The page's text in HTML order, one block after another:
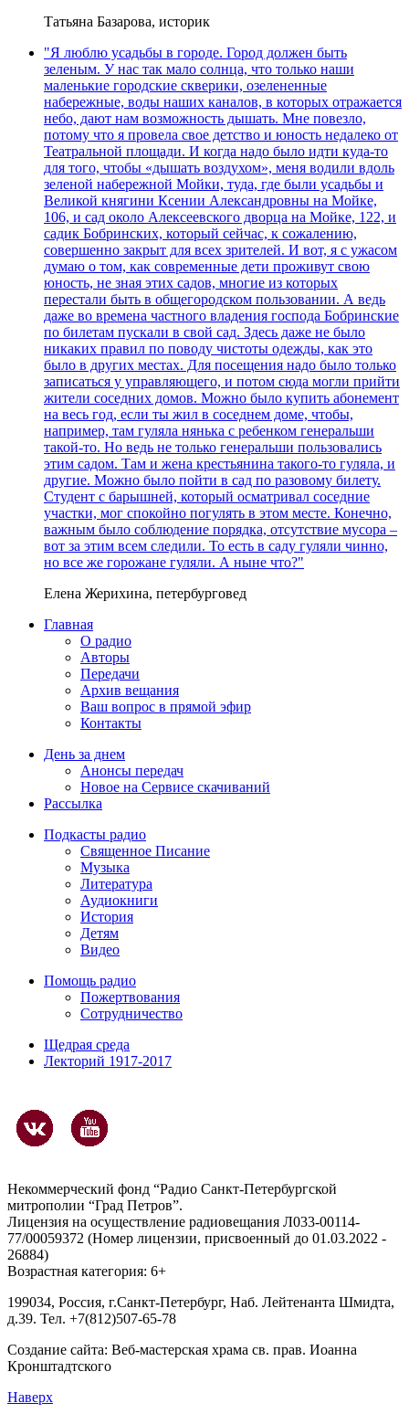
Татьяна Базарова, историк
"Я люблю усадьбы в городе. Город должен быть
зеленым. У нас так мало солнца, что только наши
маленькие городские скверики, озелененные
набережные, воды наших каналов, в которых отражается
небо, дают нам возможность дышать. Мне повезло,
потому что я провела свое детство и юность недалеко от
Театральной площади. И когда надо было идти куда-то
для того, чтобы «дышать воздухом», меня водили вдоль
зеленой набережной Мойки, туда, где были усадьбы и
Великой княгини Ксении Александровны на Мойке,
106, и сад около Алексеевского дворца на Мойке, 122, и
садик Бобринских, который сейчас, к сожалению,
совершенно закрыт для всех зрителей. И вот, я с ужасом
думаю о том, как современные дети проживут свою
юность, не зная этих садов, многие из которых
перестали быть в общегородском пользовании. А ведь
даже во времена частного владения господа Бобринские
по билетам пускали в свой сад. Здесь даже не было
никаких правил по поводу чистоты одежды, как это
было в других местах. Для посещения надо было только
записаться у управляющего, и потом сюда могли прийти
жители соседних домов. Можно было купить абонемент
на весь год, если ты жил в соседнем доме, чтобы,
например, там гуляла нянька с ребенком генеральши
такой-то. Но ведь не только генеральши пользовались
этим садом. Там и жена крестьянина такого-то гуляла, и
другие. Можно было пойти в сад по разовому билету.
Студент с барышней, который осматривал соседние
участки, мог спокойно погулять в этом месте. Конечно,
важным было соблюдение порядка, отсутствие мусора –
вот за этим всем следили. То есть в саду гуляли чинно,
но все же горожане гуляли. А ныне что?"
Елена Жерихина, петербурговед
Главная
О радио
Авторы
Передачи
Архив вещания
Ваш вопрос в прямой эфир
Контакты
День за днем
Анонсы передач
Новое на Сервисе скачиваний
Рассылка
Подкасты радио
Священное Писание
Музыка
Литература
Аудиокниги
История
Детям
Видео
Помощь радио
Пожертвования
Сотрудничество
Щедрая среда
Лекторий 1917-2017
Некоммерческий фонд “Радио Санкт-Петербургской
митрополии “Град Петров”.
Лицензия на осуществление радиовещания Л033-00114-
77/00059372 (Номер лицензии, присвоенный до 01.03.2022 -
26884)
Возрастная категория: 6+
199034, Россия, г.Санкт-Петербург, Наб. Лейтенанта Шмидта,
д.39. Тел. +7(812)507-65-78
Создание сайта: Веб-мастерская храма св. прав. Иоанна
Кронштадтского
Наверх